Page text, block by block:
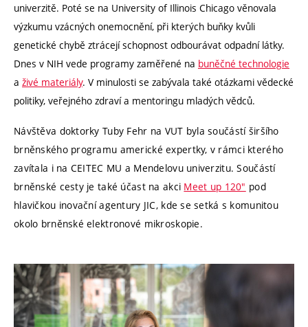
univerzitě. Poté se na University of Illinois Chicago věnovala
výzkumu vzácných onemocnění, při kterých buňky kvůli
genetické chybě ztrácejí schopnost odbourávat odpadní látky.
Dnes v NIH vede programy zaměřené na buněčné technologie
a živé materiály. V minulosti se zabývala také otázkami vědecké
politiky, veřejného zdraví a mentoringu mladých vědců.
Návštěva doktorky Tuby Fehr na VUT byla součástí širšího
brněnského programu americké expertky, v rámci kterého
zavítala i na CEITEC MU a Mendelovu univerzitu. Součástí
brněnské cesty je také účast na akci Meet up 120" pod
hlavičkou inovační agentury JIC, kde se setká s komunitou
okolo brněnské elektronové mikroskopie.